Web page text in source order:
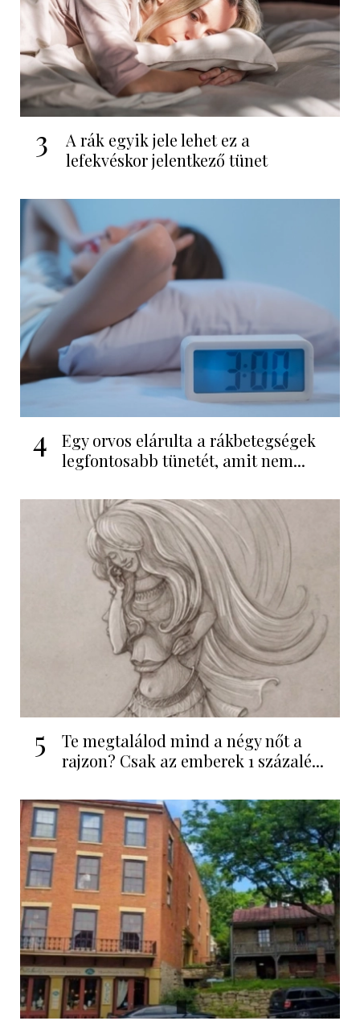
3
A rák egyik jele lehet ez a
lefekvéskor jelentkező tünet
4
Egy orvos elárulta a rákbetegségek
legfontosabb tünetét, amit nem...
5
Te megtalálod mind a négy nőt a
rajzon? Csak az emberek 1 százalé...